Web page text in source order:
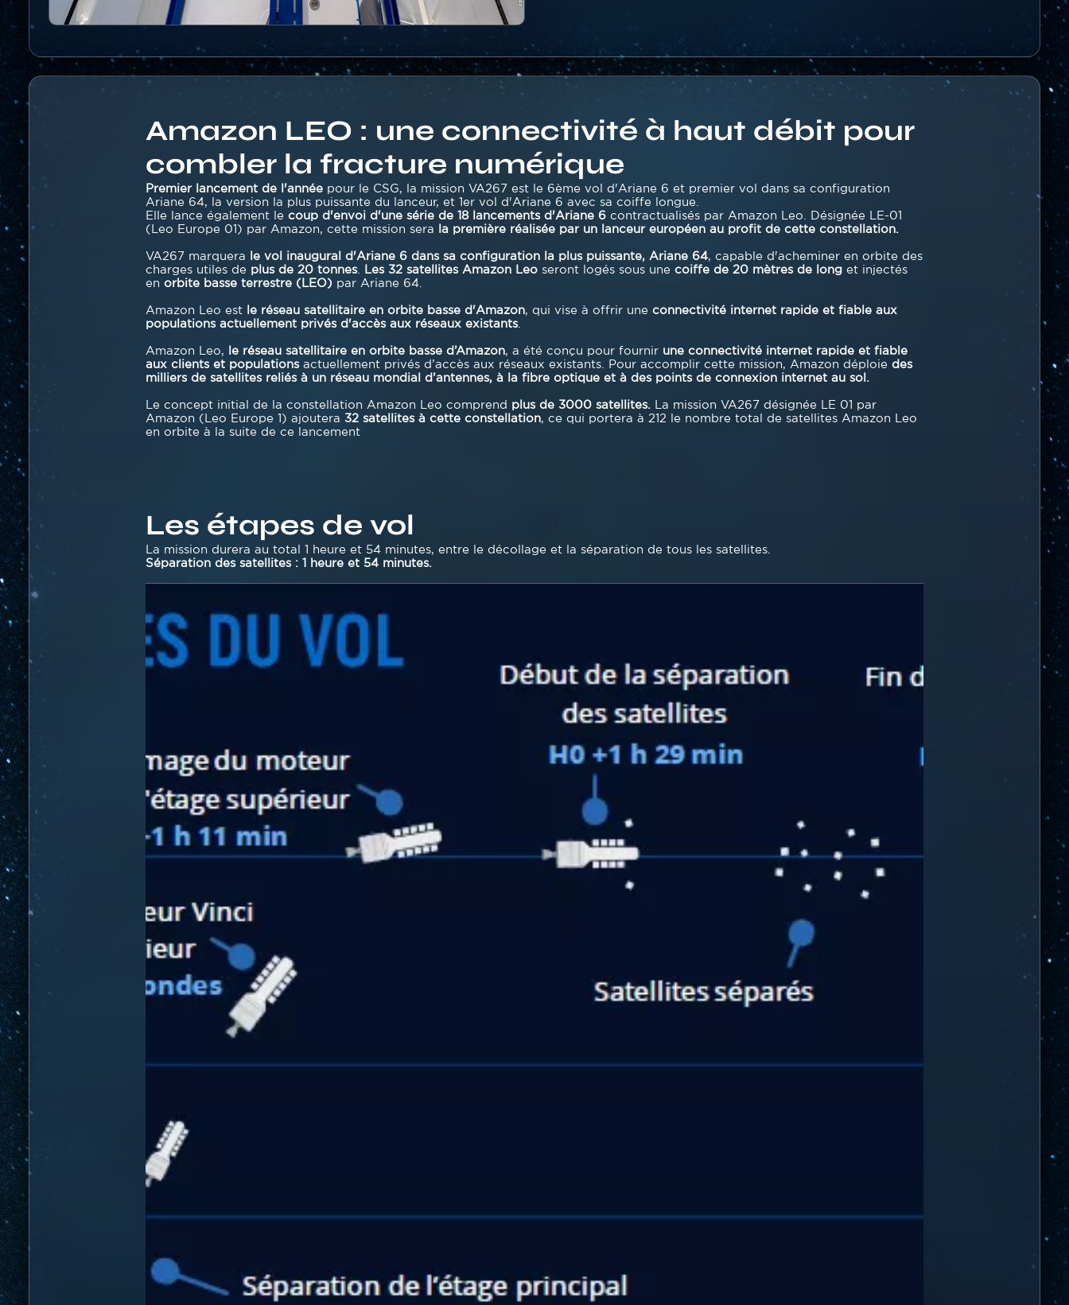
section
Amazon LEO : une connectivité à haut débit pour
combler la fracture numérique
Texte
Premier lancement de l'année pour le CSG, la mission VA267 est le 6ème vol d'Ariane 6 et premier vol dans sa configuration
Ariane 64, la version la plus puissante du lanceur, et 1er vol d'Ariane 6 avec sa coiffe longue.
Elle lance également le coup d'envoi d'une série de 18 lancements d'Ariane 6 contractualisés par Amazon Leo. Désignée LE-01
(Leo Europe 01) par Amazon, cette mission sera la première réalisée par un lanceur européen au profit de cette constellation.
VA267 marquera le vol inaugural d'Ariane 6 dans sa configuration la plus puissante, Ariane 64, capable d'acheminer en orbite des
charges utiles de plus de 20 tonnes. Les 32 satellites Amazon Leo seront logés sous une coiffe de 20 mètres de long et injectés
en orbite basse terrestre (LEO) par Ariane 64.
Amazon Leo est le réseau satellitaire en orbite basse d'Amazon, qui vise à offrir une connectivité internet rapide et fiable aux
populations actuellement privés d'accès aux réseaux existants.
Amazon Leo, le réseau satellitaire en orbite basse d’Amazon, a été conçu pour fournir une connectivité internet rapide et fiable
aux clients et populationsactuellement privés d’accès aux réseaux existants. Pour accomplir cette mission, Amazon déploie des
milliers de satellites reliés à un réseau mondial d’antennes, à la fibre optique et à des points de connexion internet au sol.
Le concept initial de la constellation Amazon Leo comprend plus de 3000 satellites. La mission VA267 désignée LE 01 par
Amazon (Leo Europe 1) ajoutera 32 satellites à cette constellation, ce qui portera à 212 le nombre total de satellites Amazon Leo
en orbite à la suite de ce lancement
Les étapes de vol
Texte
La mission durera au total 1 heure et 54 minutes, entre le décollage et la séparation de tous les satellites.
Séparation des satellites : 1 heure et 54 minutes.